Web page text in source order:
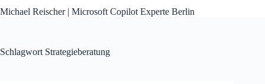
Michael Reischer | Microsoft Copilot Experte Berlin
Schlagwort Strategieberatung